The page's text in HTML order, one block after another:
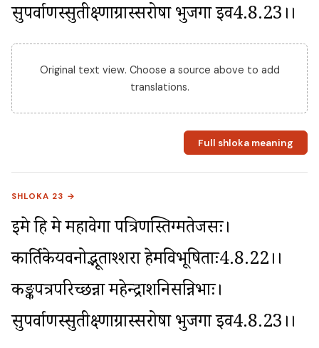
सुपर्वाणस्सुतीक्ष्णाग्रास्सरोषा भुजगा इव4.8.23।।
Original text view. Choose a source above to add
translations.
Full shloka meaning
SHLOKA 23 →
इमे हि मे महावेगा पत्रिणस्तिग्मतेजसः।
कार्तिकेयवनोद्भूताश्शरा हेमविभूषिताः4.8.22।।
कङ्कपत्रपरिच्छन्ना महेन्द्राशनिसन्निभाः।
सुपर्वाणस्सुतीक्ष्णाग्रास्सरोषा भुजगा इव4.8.23।।